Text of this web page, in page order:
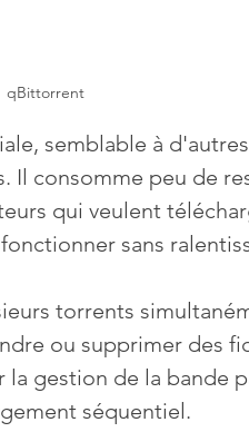
qBittorrent
semblable à
Il consomme peu de
qui veulent
sans
torrents
ou supprimer des
gestion de la bande
séquentiel.